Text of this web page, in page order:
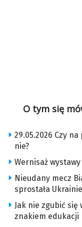
O tym się
29.05.2026 Czy
nie?
Wernisaż
Nieudany mecz
sprostała Ukrainie
Jak nie zgubić się
znakiem edukacji